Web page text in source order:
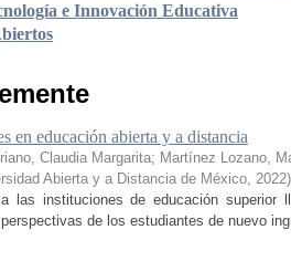
e Innovación Educativa
en educación abierta y a distancia
Claudia Margarita; Martínez Lozano,
Abierta y a Distancia de México, 2022)
las instituciones de educación superior
de los estudiantes de nuevo